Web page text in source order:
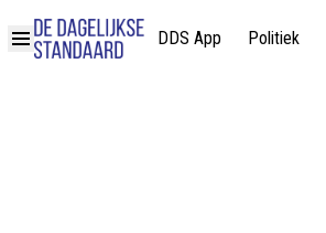
DDS App Politiek